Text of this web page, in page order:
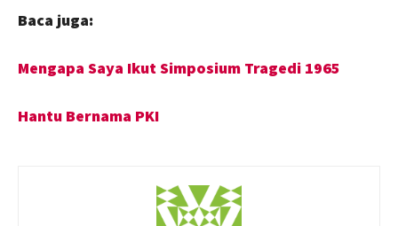
Baca juga:
Mengapa Saya Ikut Simposium Tragedi 1965
Hantu Bernama PKI